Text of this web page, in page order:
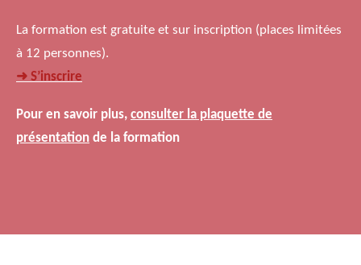
La formation est gratuite et sur inscription (places limitées
à 12 personnes).
➜ S’inscrire
Pour en savoir plus, consulter la plaquette de
présentation de la formation